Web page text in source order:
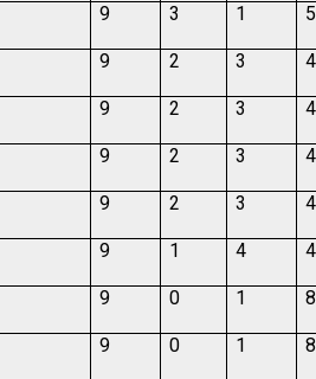
9 3 1 5
9 2 3 4
9 2 3 4
9 2 3 4
9 2 3 4
9 1 4 4
9 0 1 8
9 0 1 8